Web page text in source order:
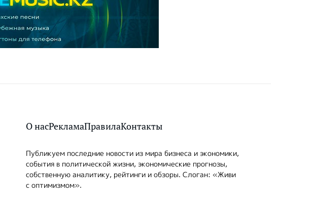
О насРекламаПравилаКонтакты
Публикуем последние новости из мира бизнеса и экономики,
события в политической жизни, экономические прогнозы,
собственную аналитику, рейтинги и обзоры. Слоган: «Живи
с оптимизмом».